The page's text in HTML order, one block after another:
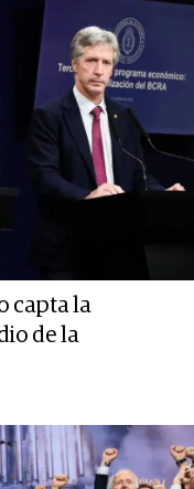
capta la
de la